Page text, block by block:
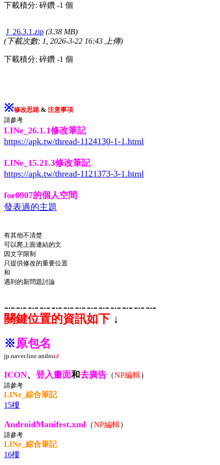
下載積分: 碎鑽 -1 個
J_26.3.1.zip (3.38 MB)
(下載次數: 1, 2026-3-22 16:43 上傳)
下載積分: 碎鑽 -1 個
※修改思路 & 注意事項
請參考
LINe_26.1.1修改筆記
https://apk.tw/thread-1124130-1-1.html
LINe_15.21.3修改筆記
https://apk.tw/thread-1121373-3-1.html
for0907的個人空間
發表過的主題
有其他不清楚
可以爬上面連結的文
因文字限制
只提供修改的重要位置
和
遇到的新問題討論
關鍵位置的資訊如下 ↓
※原包名
jp.naver.line.android
ICON、 登入畫面和去廣告 （NP編輯）
請參考
LINe_綜合筆記
15樓
AndroidManifest.xml （NP編輯）
請參考
LINe_綜合筆記
16樓